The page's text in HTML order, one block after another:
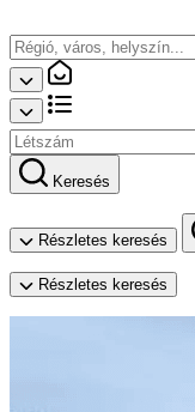
Keresés
Részletes keresés
Részletes keresés